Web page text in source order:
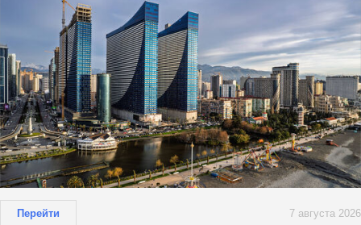
Перейти 7 августа 2026